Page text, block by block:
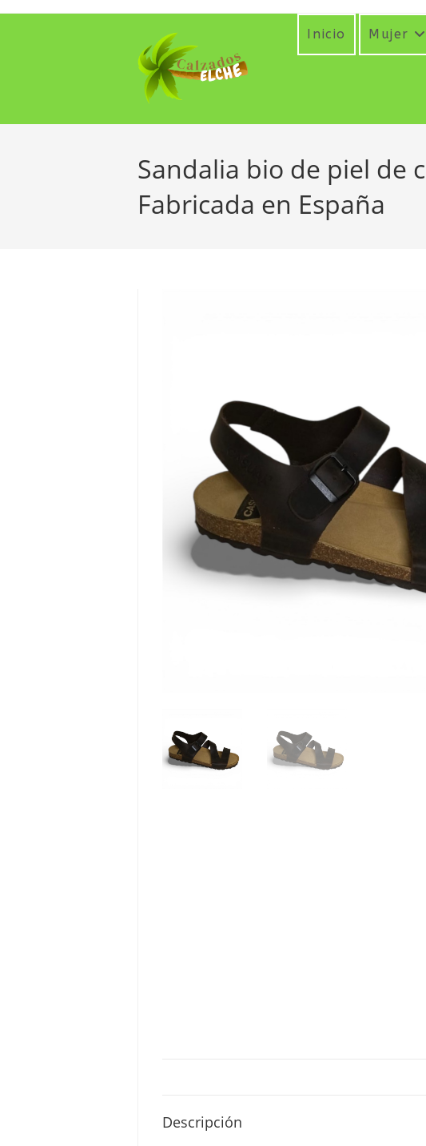
Inicio Mujer
Sandalia bio de piel de
Fabricada en España
Descripción